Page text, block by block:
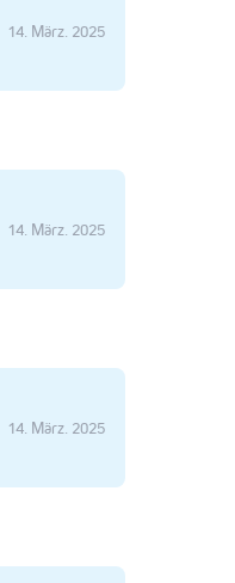
14. März. 2025
14. März. 2025
14. März. 2025